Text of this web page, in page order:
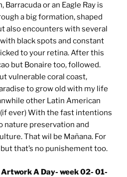
Barracuda or an Eagle Ray is
a big formation, shaped
also encounters with several
black spots and constant
to your retina. After this
but Bonaire too, followed.
vulnerable coral coast,
to grow old with my life
other Latin American
ever) With the fast intentions
nature preservation and
That wil be Mañana. For
that’s no punishement too.
A Day- week 02- 01-